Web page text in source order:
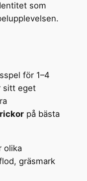
som
för 1–4
sitt eget
på bästa
olika
gräsmark